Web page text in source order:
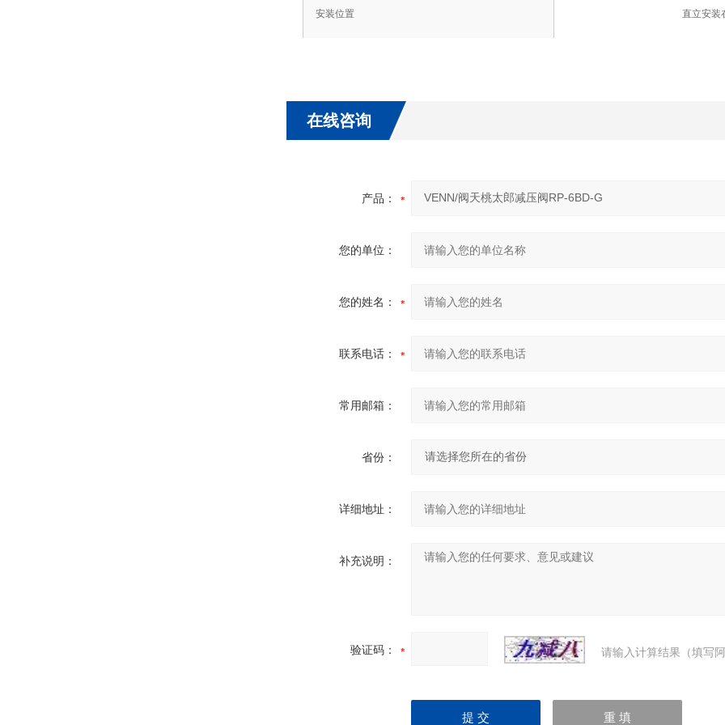
安装位置 直立安装
在线咨询
产品：
您的单位：
您的姓名：
联系电话：
常用邮箱：
省份：
详细地址：
补充说明：
验证码： 请输入计算结果（填写